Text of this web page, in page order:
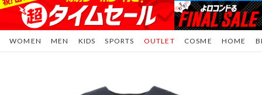
WOMEN MEN KIDS SPORTS COSME HOME
OUTLET